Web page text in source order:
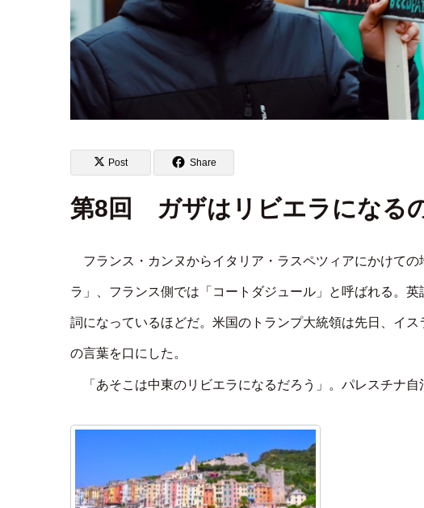
Post Share
第8回 ガザはリビエラになる
フランス・カンヌからイタリア・ラスペツィアにかけて
ラ」、フランス側では「コートダジュール」と呼ばれる。
詞になっているほどだ。米国のトランプ大統領は先日、イ
の言葉を口にした。
「あそこは中東のリビエラになるだろう」。パレスチナ自